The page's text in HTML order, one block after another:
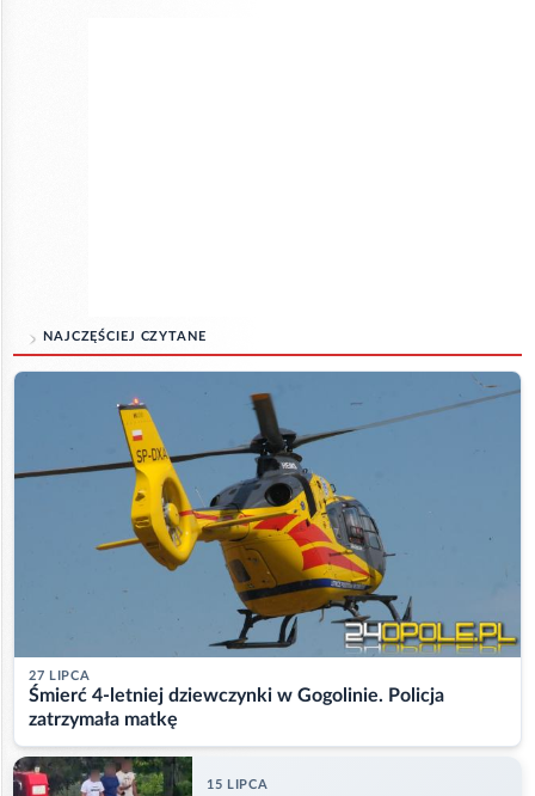
NAJCZĘŚCIEJ CZYTANE
27 LIPCA
Śmierć 4-letniej dziewczynki w Gogolinie. Policja
zatrzymała matkę
15 LIPCA